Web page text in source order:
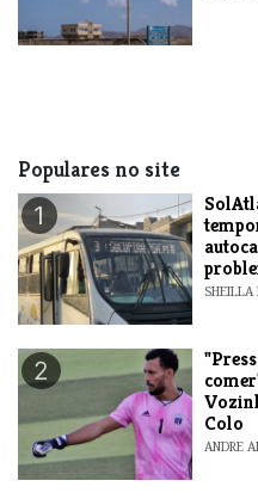
Populares no site
1
SHEILLA
2
Colo
ANDRE